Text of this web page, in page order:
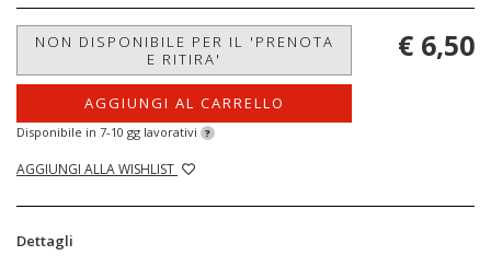
NON DISPONIBILE PER IL 'PRENOTA
E RITIRA'
AGGIUNGI AL CARRELLO
Disponibile in 7-10 gg lavorativi ?
AGGIUNGI ALLA WISHLIST
€ 6,50
Dettagli